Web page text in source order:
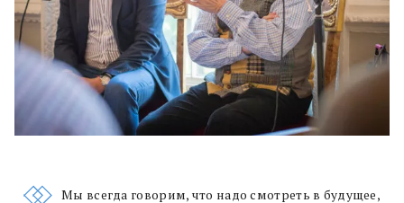
Мы всегда говорим, что надо смотреть в будущее,